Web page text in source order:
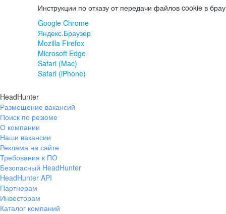
Инструкции по отказу от передачи файлов cookie в
Google Chrome
Яндекс.Браузер
Mozilla Firefox
Microsoft Edge
Safari (Mac)
Safari (iPhone)
HeadHunter
Размещение вакансий
Поиск по резюме
О компании
Наши вакансии
Реклама на сайте
Требования к ПО
Безопасный HeadHunter
HeadHunter API
Партнерам
Инвесторам
Каталог компаний